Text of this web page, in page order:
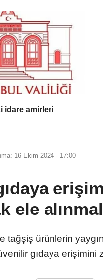
idare amirleri
16 Ekim 2024 - 17:00
ele
ürünlerin
gıdaya erişimini